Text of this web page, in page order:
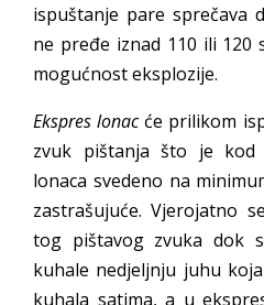
ispuštanje pare sprečava
ne pređe iznad 110 ili 120
mogućnost eksplozije.
Ekspres lonacće prilikom
zvuk pištanja što je kod
lonaca svedeno na
zastrašujuće. Vjerojatno
tog pištavog zvuka dok
kuhale nedjeljnju juhu
kuhala satima, a u